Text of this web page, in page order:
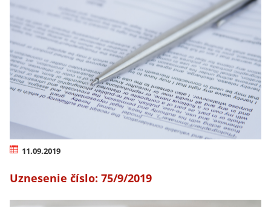
11.09.2019
Uznesenie číslo: 75/9/2019